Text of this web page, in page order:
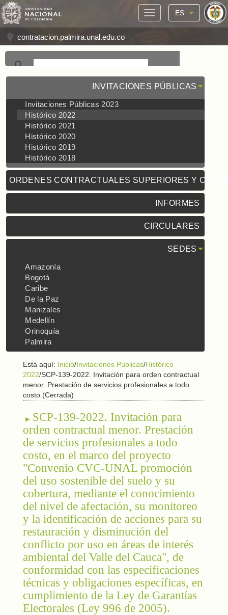
ES
contratacion.palmira.unal.edu.co
INVITACIONES PÚBLICAS
Invitaciones Públicas 2023
Histórico 2022
Histórico 2021
Histórico 2020
Histórico 2019
Histórico 2018
ORDENES CONTRACTUALES SUPERIORES Y
INFORMES
CIRCULARES
SEDES
Amazonía
Bogotá
Caribe
De la Paz
Manizales
Medellín
Orinoquía
Palmira
Está aquí: Inicio/Invitaciones Públicas/Histórico
2022/SCP-139-2022. Invitación para orden contractual
menor. Prestación de servicios profesionales a todo
costo (Cerrada)
SCP-139-2022. Invitación para
orden contractual menor. Prestación
de servicios profesionales a todo
costo, en el marco del proyecto
"Convenio CVC-UNAL promoción
del uso sostenible del suelo y su
cobertura, mediante el conocimiento
del nivel de afectación, su monitoreo
y la identificación de acciones para su
restauración y disminución del
conflicto por uso en áreas de interés
ambiental del Valle del Cauca", de
conformidad con las especificaciones
técnicas y obligaciones específicas, en
cumplimiento de la Ley de Garantías
Electorales (Ley 996 de 2005).